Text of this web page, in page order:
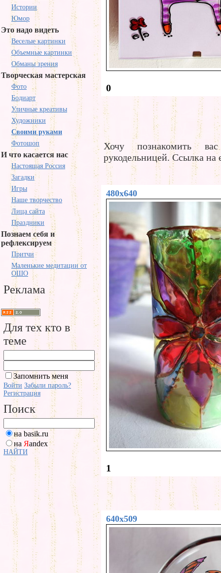
Истории
Юмор
Это надо видеть
Веселые картинки
Объемные картинки
Обманы зрения
Творческая мастерская
Фото
Бодиарт
Уличные креативы
Художники
Своими руками
Фотошоп
И что касается нас
Настоящая Россия
Загадки
Игры
Наше творчество
Лица сайта
Праздники
Познаем себя и
рефлексируем
Притчи
Маленькие медитации от
ОШО
Реклама
Для тех кто в
теме
Запомнить меня
Войти Забыли пароль?
Регистрация
Поиск
на basik.ru
на Яandex
НАЙТИ
0
Хочу познакомить
рукодельницей. Ссылка
480x640
1
640x509